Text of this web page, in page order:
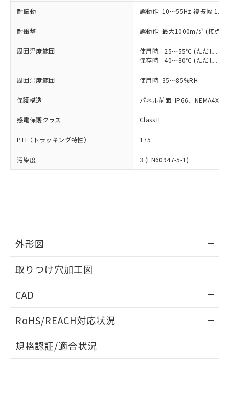
耐振動 誤動作: 10～55Hz 複振幅
耐衝撃 誤動作: 最大1000m/s2 (接点
周囲温度範囲
使用時: -25～55℃ (ただし、氷
保存時: -40～80℃ (ただし、氷
周囲湿度範囲 使用時: 35～85%RH
保護構造 パネル前面: IP66、NEMA4X,
感電保護クラス Class II
PTI（トラッキング特性） 175
汚染度 3 (EN60947-5-1)
外形図
取りつけ穴加工図
CAD
ドすることができます。
ログイン/会員登録
RoHS/REACH対応状況
EU RoHS 注意事項・凡例
規格認証/適合状況
正式な納期状況および標準価格はお客
様のお取引先、またはお客様担当のオ
ムロン制御機器販売店・当社販売員に
オムロン制御機器販売店や当社販売拠
販売ネットワーク
」をご確認
在庫状況および標準価格結果を当社の
示しないようお願いします。
マイパーツ機能（部品リスト作成サー
ビス）をご利用いただくには、I-Web
メンバーズにご登録されている必要が
お客様が当ウェブサイト上で当社にご
登録された部品リストについて、当社
の共同利用に関して"
の「1.共同利
指します。
ルベンジル（BBP） 1000ppm以下、フタル酸ジブチル
（DBP） 1000ppm以下、フタル酸ジイソブチル
但し、RoHS指令で産業用監視および制御機器に対する
フタル酸エステル類の４物質については閾値を超える意
図的な使用がないことを確認しています。
部品在庫の切り替え状況などにより、予定
月が前後することがあります。
※3 非含有証明書ダウンロード
51物質の非含有証明書（当社基準）
※本証明書は発行日時点で非含有を証明す
るもので、過去に遡って非含有を証明する
また、RoHS指令のフタル酸エステル類４
物質の対応では、対応完了までの期間は出
既に当社にて対応品への在庫切替を完了
していることから、特段のことがない限
り、2022年1月12日より割愛しておりま
す。
DBP(フタル酸ジブチル) : 1000ppm、 DIBP(フタル酸ジ
イソブチル) : 1000ppm、 BBP(フタル酸ブチルベンジ
「ｅ」：有害物質（10物質）のすべてが基
準値以下であることを示します。
「10」：通常の使用状況下において有害物
質が外部に漏えいし、環境に深刻な影響を
及ぼさない年数を意味します。
「－」：未確認です。当社販売部門へお問
全に破砕するなど、違法に輸出されな
いよう必要な手段を講じます。
当社は貴社製品を、核兵器、ミサイ
ル、化学兵器、生物兵器またはその他
武器並びにこれらの製造装置等に一切
当社は、貴社製品を第三者に販売する
場合は、上記1、2および3の内容を当
該第三者に通知します。また当社は、
販売先および販売に係わる関係者が違
法に輸出するおそれがある場合は、取
－
在庫なし(最新の在庫状況につ
いては、お客様のお取引先、ま
たはお客様担当のオムロン制御
機器販売店・当社販売員にご確
空
受注生産機種、また在庫状況の
情報を公開していない機種